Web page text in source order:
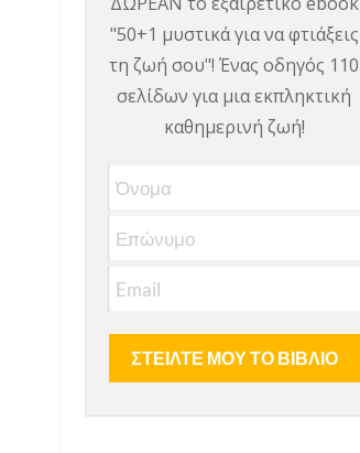
"50+1 μυστικά για να φτιάξεις
τη ζωή σου"! Ένας οδηγός 110
σελίδων για μια εκπληκτική
καθημερινή ζωή!